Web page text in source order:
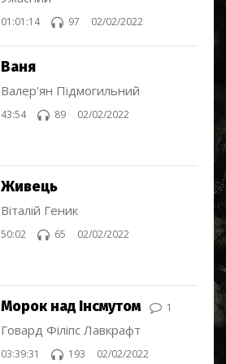
01:01:14 97 02/02/2022
Ваня
Валер'ян Підмогильний
43:54 89 02/02/2022
Живець
Віталій Геник
50:02 65 02/02/2022
Морок над Інсмутом 1
Говард Філіпс Лавкрафт
03:39:31 193 02/02/2022